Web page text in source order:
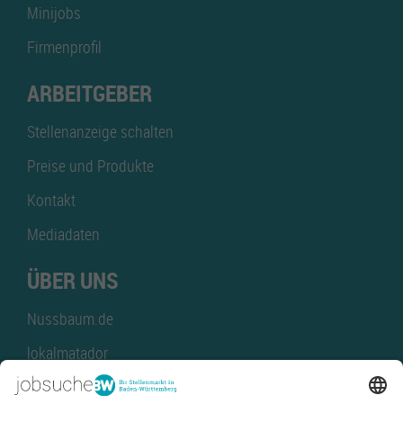
Minijobs
Firmenprofil
ARBEITGEBER
Stellenanzeige schalten
Preise und Produkte
Kontakt
Mediadaten
ÜBER UNS
Nussbaum.de
lokalmatador
kaufinBW